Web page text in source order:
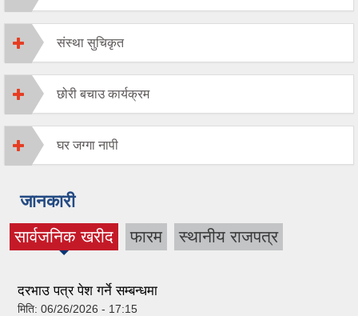
संस्था सुचिकृत
छोरी बचाउ कार्यक्रम
घर जग्गा नापी
जानकारी
सार्वजनिक खरीद
(active tab) फारम स्थानीय राजपत्र
दरभाउ पत्र पेश गर्ने सम्बन्धमा
मिति: 06/26/2026 - 17:15